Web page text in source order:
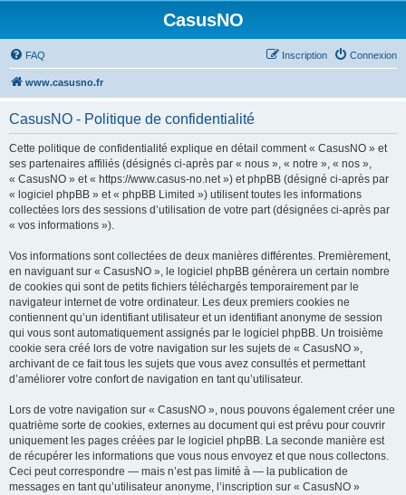
CasusNO
FAQ Connexion
Inscription
www.casusno.fr
CasusNO - Politique de confidentialité
Cette politique de confidentialité explique en détail comment « CasusNO » et
ses partenaires affiliés (désignés ci-après par « nous », « notre », « nos »,
« CasusNO » et « https://www.casus-no.net ») et phpBB (désigné ci-après par
« logiciel phpBB » et « phpBB Limited ») utilisent toutes les informations
collectées lors des sessions d’utilisation de votre part (désignées ci-après par
« vos informations »).
Vos informations sont collectées de deux manières différentes. Premièrement,
en naviguant sur « CasusNO », le logiciel phpBB génèrera un certain nombre
de cookies qui sont de petits fichiers téléchargés temporairement par le
navigateur internet de votre ordinateur. Les deux premiers cookies ne
contiennent qu’un identifiant utilisateur et un identifiant anonyme de session
qui vous sont automatiquement assignés par le logiciel phpBB. Un troisième
cookie sera créé lors de votre navigation sur les sujets de « CasusNO »,
archivant de ce fait tous les sujets que vous avez consultés et permettant
d’améliorer votre confort de navigation en tant qu’utilisateur.
Lors de votre navigation sur « CasusNO », nous pouvons également créer une
quatrième sorte de cookies, externes au document qui est prévu pour couvrir
uniquement les pages créées par le logiciel phpBB. La seconde manière est
de récupérer les informations que vous nous envoyez et que nous collectons.
Ceci peut correspondre — mais n’est pas limité à — la publication de
messages en tant qu’utilisateur anonyme, l’inscription sur « CasusNO »